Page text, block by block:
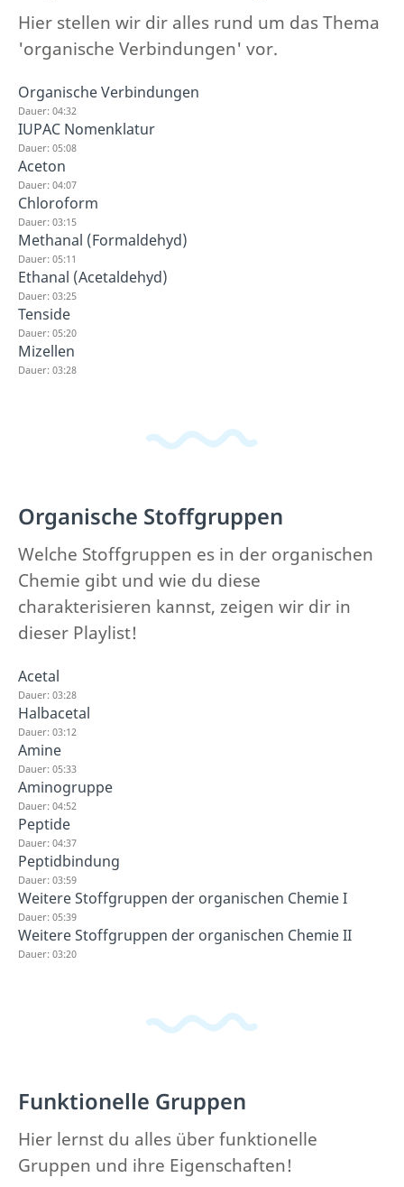
Hier stellen wir dir alles rund um das Thema
'organische Verbindungen' vor.
Organische Verbindungen
Dauer: 04:32
IUPAC Nomenklatur
Dauer: 05:08
Aceton
Dauer: 04:07
Chloroform
Dauer: 03:15
Methanal (Formaldehyd)
Dauer: 05:11
Ethanal (Acetaldehyd)
Dauer: 03:25
Tenside
Dauer: 05:20
Mizellen
Dauer: 03:28
Organische Stoffgruppen
Welche Stoffgruppen es in der organischen
Chemie gibt und wie du diese
charakterisieren kannst, zeigen wir dir in
dieser Playlist!
Acetal
Dauer: 03:28
Halbacetal
Dauer: 03:12
Amine
Dauer: 05:33
Aminogruppe
Dauer: 04:52
Peptide
Dauer: 04:37
Peptidbindung
Dauer: 03:59
Weitere Stoffgruppen der organischen Chemie I
Dauer: 05:39
Weitere Stoffgruppen der organischen Chemie II
Dauer: 03:20
Funktionelle Gruppen
Hier lernst du alles über funktionelle
Gruppen und ihre Eigenschaften!